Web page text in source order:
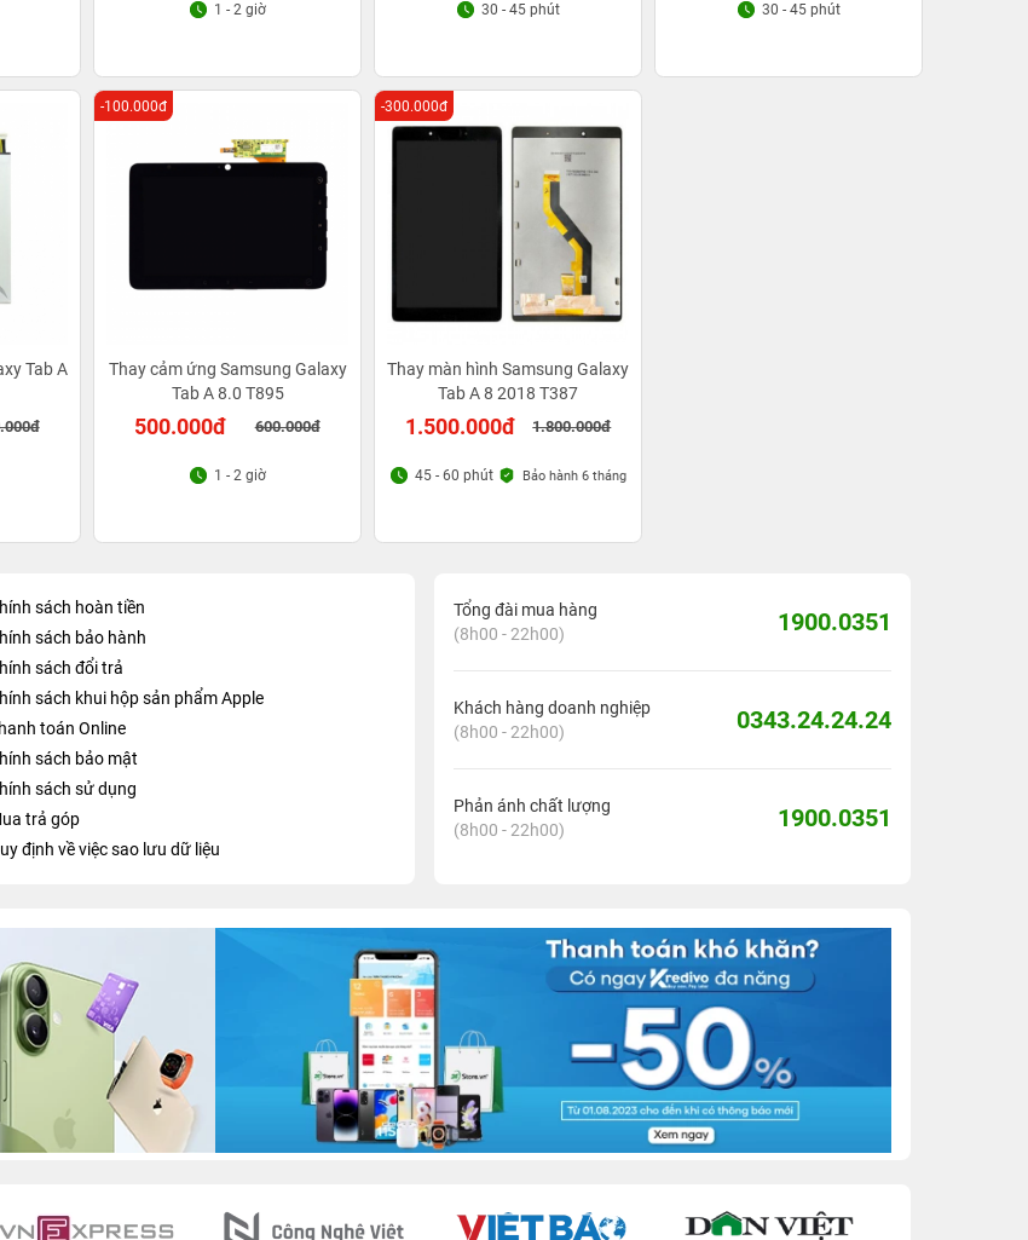
1 - 2 giờ 30 - 45 phút 30 - 45 phút
Tab A
Thay cảm ứng Samsung Galaxy
Tab A 8.0 T895
500.000đ 600.000đ
-100.000đ
1 - 2 giờ
Thay màn hình Samsung Galaxy
Tab A 8 2018 T387
1.500.000đ 1.800.000đ
-300.000đ
45 - 60 phút Bảo hành 6 tháng
sách hoàn tiền
sách bảo hành
sách đổi trả
sách khui hộp sản phẩm Apple
toán Online
sách bảo mật
sách sử dụng
trả góp
định về việc sao lưu dữ liệu
Tổng đài mua hàng
(8h00 - 22h00)
1900.0351
Khách hàng doanh nghiệp
(8h00 - 22h00)
0343.24.24.24
Phản ánh chất lượng
(8h00 - 22h00)
1900.0351